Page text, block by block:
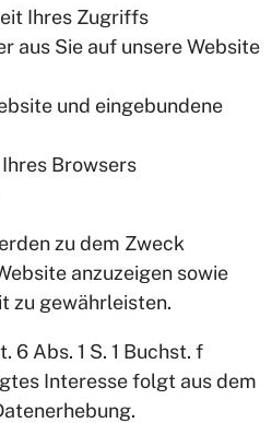
Ihres Zugriffs
aus Sie auf unsere Website
und eingebundene
Browsers
zu dem Zweck
anzuzeigen sowie
zu gewährleisten.
Abs. 1 S. 1 Buchst. f
Interesse folgt aus dem